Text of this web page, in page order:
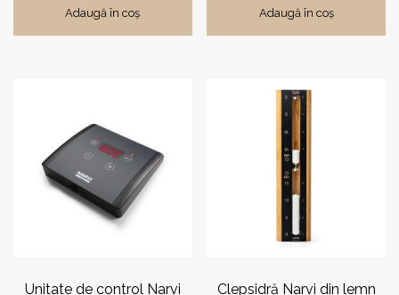
Adaugă în coș Adaugă în coș
Unitate de control Narvi Clepsidră Narvi din lemn